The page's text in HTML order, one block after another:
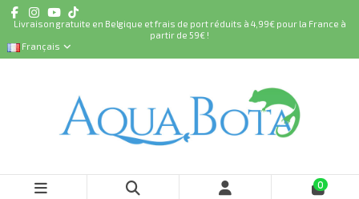
Livraison gratuite en Belgique et frais de port réduits à 4,99€ pour la France à
partir de 59€ !
Français
0